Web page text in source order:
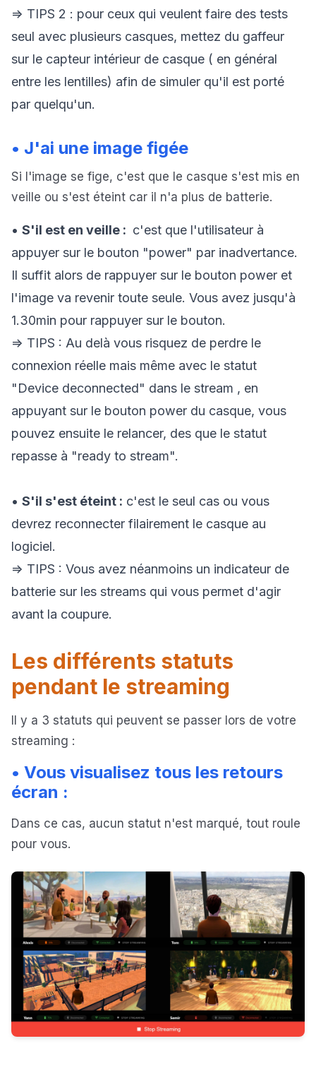
=> TIPS 2 : pour ceux qui veulent faire des tests
seul avec plusieurs casques, mettez du gaffeur
sur le capteur intérieur de casque ( en général
entre les lentilles) afin de simuler qu'il est porté
par quelqu'un.
• J'ai une image figée
Si l'image se fige, c'est que le casque s'est mis en
veille ou s'est éteint car il n'a plus de batterie.
• S'il est en veille : c'est que l'utilisateur à
appuyer sur le bouton "power" par inadvertance.
Il suffit alors de rappuyer sur le bouton power et
l'image va revenir toute seule. Vous avez jusqu'à
1.30min pour rappuyer sur le bouton.
=> TIPS : Au delà vous risquez de perdre le
connexion réelle mais même avec le statut
"Device deconnected" dans le stream , en
appuyant sur le bouton power du casque, vous
pouvez ensuite le relancer, des que le statut
repasse à "ready to stream".
• S'il s'est éteint : c'est le seul cas ou vous
devrez reconnecter filairement le casque au
logiciel.
=> TIPS : Vous avez néanmoins un indicateur de
batterie sur les streams qui vous permet d'agir
avant la coupure.
Les différents statuts
pendant le streaming
Il y a 3 statuts qui peuvent se passer lors de votre
streaming :
• Vous visualisez tous les retours
écran :
Dans ce cas, aucun statut n'est marqué, tout roule
pour vous.